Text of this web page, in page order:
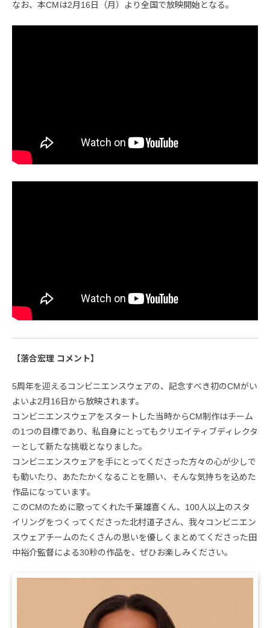
なお、本CMは2月16日（月）より全国で放映開始となる。
【落合宏理 コメント】
5周年を迎えるコンビニエンスウェアの、記念すべき初のCMがい
よいよ2月16日から放映されます。
コンビニエンスウェアをスタートした当時からCM制作はチーム
の1つの目標であり、私自身にとってもクリエイティブディレクタ
ーとして新たな挑戦となりました。
コンビニエンスウェアを手にとってくださった方々の心が少しで
も動いたり、あたたかくなることを願い、そんな気持ちを込めた
作品になっています。
このCMのために歌ってくれた千葉雄喜くん、100人以上のスタ
イリングをつくってくださった北村道子さん、我々コンビニエン
スウェアチームのたくさんの思いを優しくまとめてくださった田
中裕介監督による30秒の作品を、ぜひお楽しみください。